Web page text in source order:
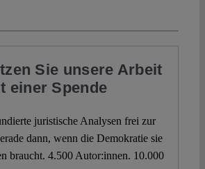
Sie unsere Arbeit
einer Spende
juristische Analysen frei zur
dann, wenn die Demokratie sie
braucht. 4.500 Autor:innen. 10.000